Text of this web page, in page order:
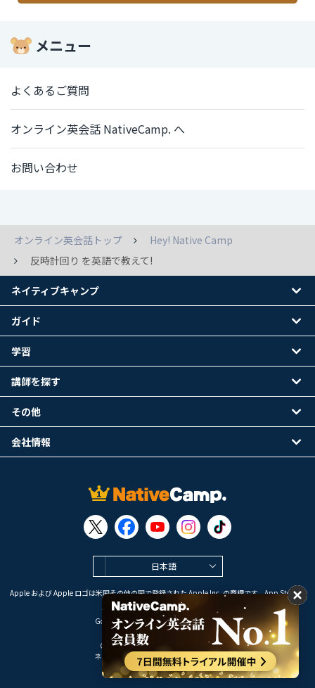
メニュー
よくあるご質問
オンライン英会話 NativeCamp. へ
お問い合わせ
オンライン英会話トップ
Hey! Native Camp
反時計回り を英語で教えて!
日本語
Apple および Apple ロゴは米国その他の国で登録された Apple Inc. の商標です。App Store は
Apple Inc. のサービスマークです。
Google Play は Google LLC の商標です。
Copyright © 2026 オンライン英会話
ネイティブキャンプ All Rights Reserved.
ネイティブキャンプ
ガイド
学習
講師を探す
その他
会社情報